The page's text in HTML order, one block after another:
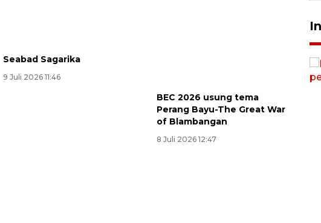
Seabad Sagarika
9 Juli 2026 11:46
BEC 2026 usung tema
Perang Bayu-The Great War
of Blambangan
8 Juli 2026 12:47